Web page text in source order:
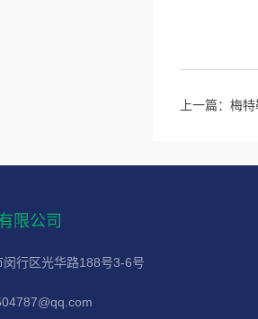
上一篇： 梅
限公司
行区光华路188号3-6号